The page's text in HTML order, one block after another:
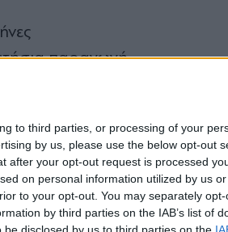
to third parties, or processing of your
by us, please use the below opt-out
after your opt-out request is processed
on personal information utilized by us
to your opt-out. You may separately
by third parties on the IAB’s list of
disclosed by us to third parties on the
παραγωγή
ελαιοπαραγωγός
εκτός εάν διαθέτει